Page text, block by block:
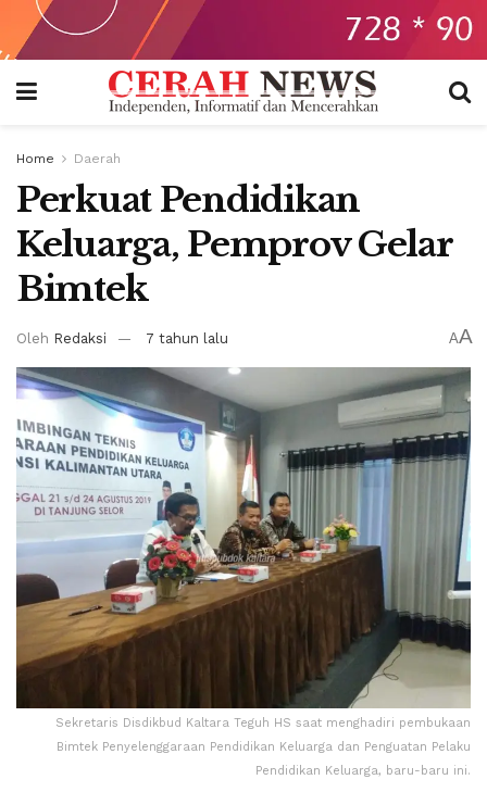
Home Daerah
Perkuat Pendidikan
Keluarga, Pemprov Gelar
Bimtek
Oleh Redaksi 7 tahun lalu AA
Sekretaris Disdikbud Kaltara Teguh HS saat menghadiri pembukaan
Bimtek Penyelenggaraan Pendidikan Keluarga dan Penguatan Pelaku
Pendidikan Keluarga, baru-baru ini.